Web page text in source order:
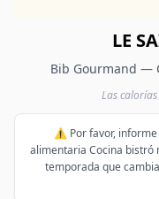
LE
Bib Gourmand —
Las
⚠️ Por favor, informe
alimentaria Cocina bistró
temporada que